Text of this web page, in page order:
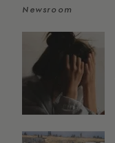
Newsroom